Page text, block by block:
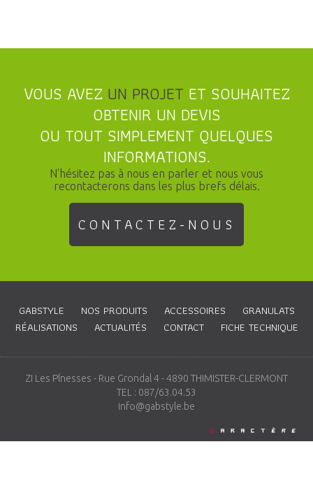
VOUS AVEZ UN PROJET ET SOUHAITEZ
OBTENIR UN DEVIS
OU TOUT SIMPLEMENT QUELQUES
INFORMATIONS.
N'hésitez pas à nous en parler et nous vous
recontacterons dans les plus brefs délais.
CONTACTEZ-NOUS
GABSTYLE NOS PRODUITS ACCESSOIRES
GRANULATS
RÉALISATIONS
ACTUALITÉS CONTACT FICHE TECHNIQUE
ZI Les Plnesses - Rue Grondal 4 - 4890 THIMISTER-CLERMONT
TEL : 087/63.04.53
info@gabstyle.be